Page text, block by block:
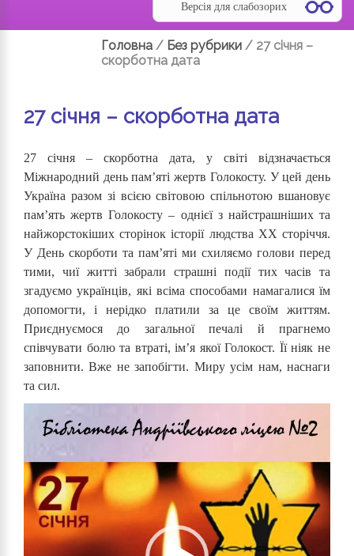
Версія для слабозорих
Головна / Без рубрики / 27 січня –
скорботна дата
27 січня – скорботна дата
27 січня – скорботна дата, у світі відзначається
Міжнародний день пам’яті жертв Голокосту. У цей день
Україна разом зі всією світовою спільнотою вшановує
пам’ять жертв Голокосту ‒ однієї з найстрашніших та
найжорстокіших сторінок історії людства ХХ сторіччя.
У День скорботи та пам’яті ми схиляємо голови перед
тими, чиї житті забрали страшні події тих часів та
згадуємо українців, які всіма способами намагалися їм
допомогти, і нерідко платили за це своїм життям.
Приєднуємося до загальної печалі й прагнемо
співчувати болю та втраті, ім’я якої Голокост. Її ніяк не
заповнити. Вже не запобігти. Миру усім нам, наснаги
та сил.